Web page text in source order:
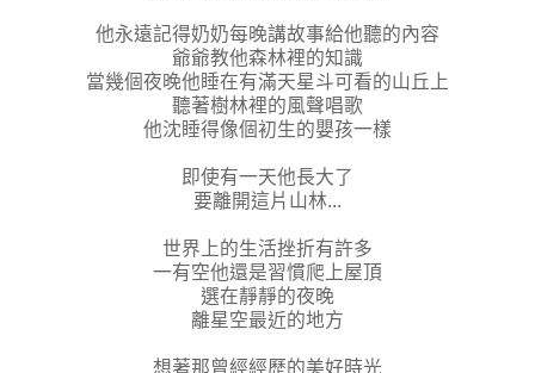
他永遠記得奶奶每晚講故事給他聽的內容
爺爺教他森林裡的知識
當幾個夜晚他睡在有滿天星斗可看的山丘上
聽著樹林裡的風聲唱歌
他沈睡得像個初生的嬰孩一樣
即使有一天他長大了
要離開這片山林...
世界上的生活挫折有許多
一有空他還是習慣爬上屋頂
選在靜靜的夜晚
離星空最近的地方
想著那曾經經歷的美好時光